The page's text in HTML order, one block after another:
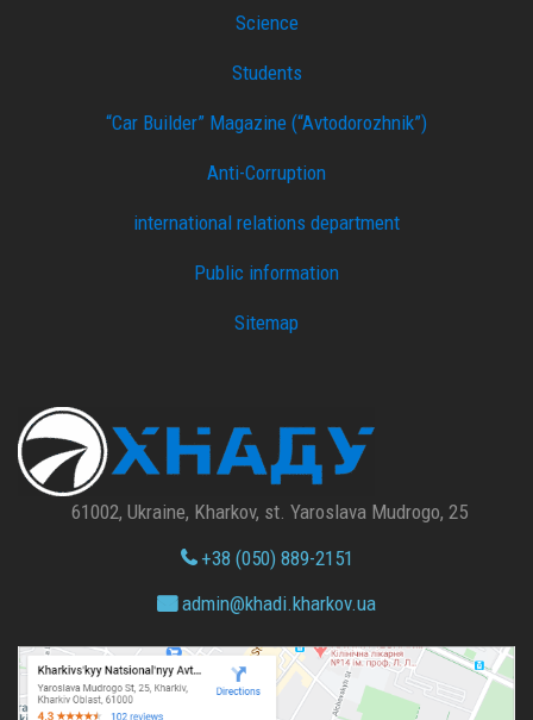
Science
Students
“Car Builder” Magazine (“Avtodorozhnik”)
Anti-Corruption
international relations department
Public information
Sitemap
61002, Ukraine, Kharkov, st. Yaroslava Mudrogo, 25
+38 (050) 889-2151
admin@khadi.kharkov.ua